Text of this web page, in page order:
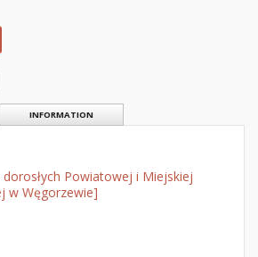
INFORMATION
Powiatowej i Miejskiej
w Węgorzewie]